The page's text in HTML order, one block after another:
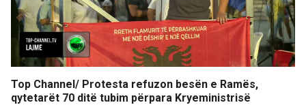
Top Channel/ Protesta refuzon besën e Ramës,
qytetarët 70 ditë tubim përpara Kryeministrisë